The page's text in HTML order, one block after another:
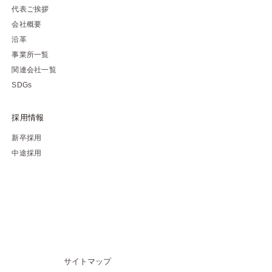
代表ご挨拶
会社概要
沿革
事業所一覧
関連会社一覧
SDGs
採用情報
新卒採用
中途採用
サイトマップ